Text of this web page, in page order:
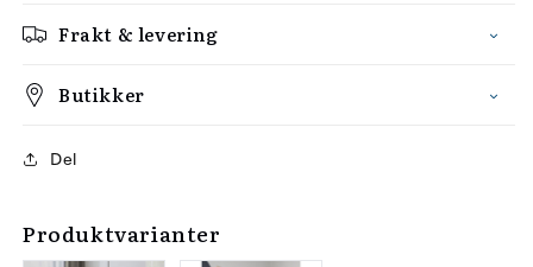
Frakt & levering
Butikker
Del
Produktvarianter